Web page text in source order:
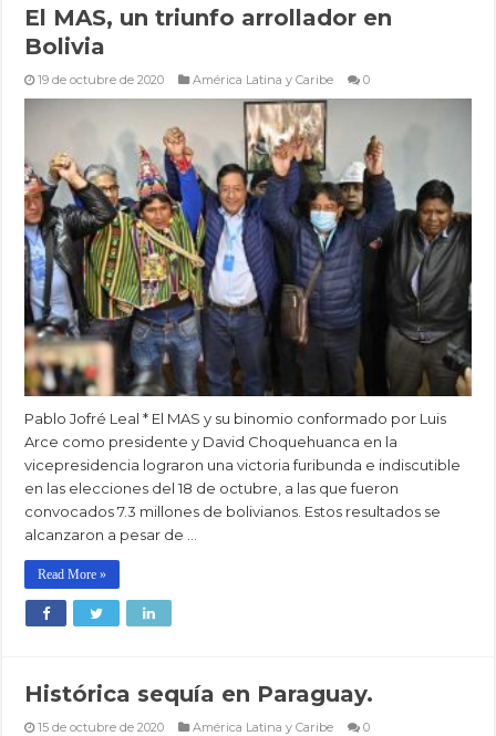
El MAS, un triunfo arrollador en
Bolivia
19 de octubre de 2020 América Latina y Caribe 0
Pablo Jofré Leal * El MAS y su binomio conformado por Luis
Arce como presidente y David Choquehuanca en la
vicepresidencia lograron una victoria furibunda e indiscutible
en las elecciones del 18 de octubre, a las que fueron
convocados 7.3 millones de bolivianos. Estos resultados se
alcanzaron a pesar de …
Read More »
Histórica sequía en Paraguay.
15 de octubre de 2020 América Latina y Caribe 0